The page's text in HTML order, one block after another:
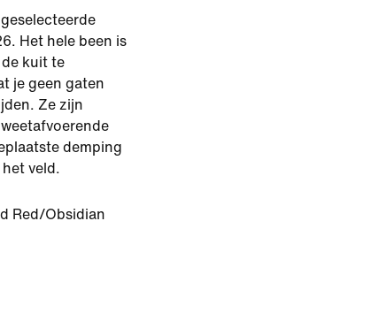
Het hele been is
kuit te
je geen gaten
Ze zijn
demping
veld.
Red/Obsidian